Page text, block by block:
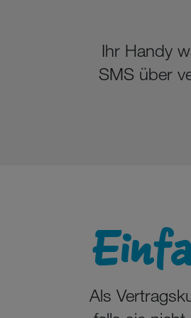
Ihr Handy
SMS über
Als